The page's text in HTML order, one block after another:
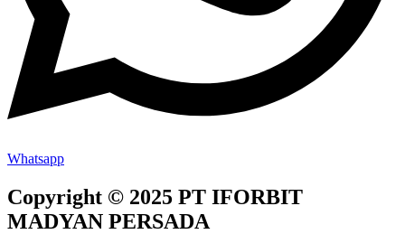
Whatsapp
Copyright © 2025 PT IFORBIT
MADYAN PERSADA